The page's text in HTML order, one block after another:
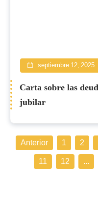
septiembre 12, 2025
Carta sobre las
jubilar
Anterior 1 2
11
12 ...